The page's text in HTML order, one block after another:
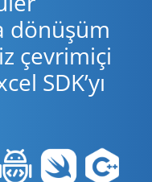
dönüşüm
çevrimiçi
SDK’yı